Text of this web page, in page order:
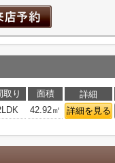
取り 面積 詳細
42.92㎡ 詳細を見る